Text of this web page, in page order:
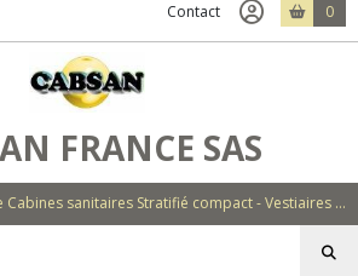
Contact 0
FRANCE SAS
Quincaillerie & accessoire Cabines sanitaires Stratifié compact - Vestiaires - Casiers - Bancs - Equipements - Collectivités - Hôtellerie